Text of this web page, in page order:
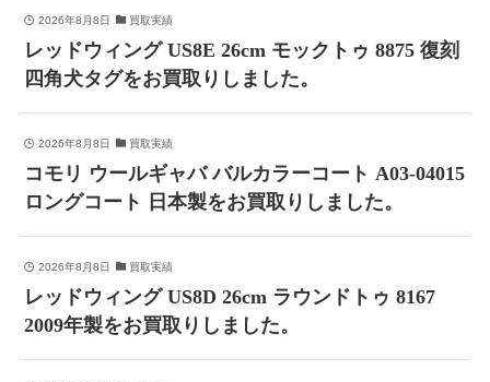
2026年8月8日 買取実績
レッドウィング US8E 26cm モックトゥ 8875 復刻
四角犬タグをお買取りしました。
2026年8月8日 買取実績
コモリ ウールギャバ バルカラーコート A03-04015
ロングコート 日本製をお買取りしました。
2026年8月8日 買取実績
レッドウィング US8D 26cm ラウンドトゥ 8167
2009年製をお買取りしました。